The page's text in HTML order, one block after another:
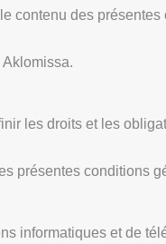
contenu des
les droits et les
présentes conditions
informatiques et de